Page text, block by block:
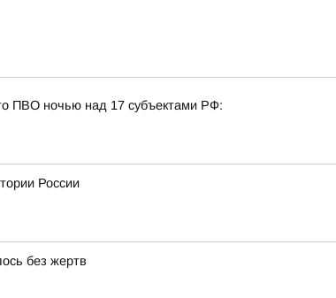
ПВО ночью над 17 субъектами РФ:
России
без жертв